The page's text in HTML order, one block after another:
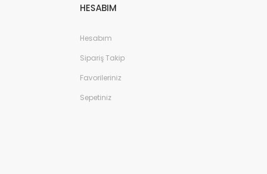
HESABIM
Hesabım
Sipariş Takip
Favorileriniz
Sepetiniz